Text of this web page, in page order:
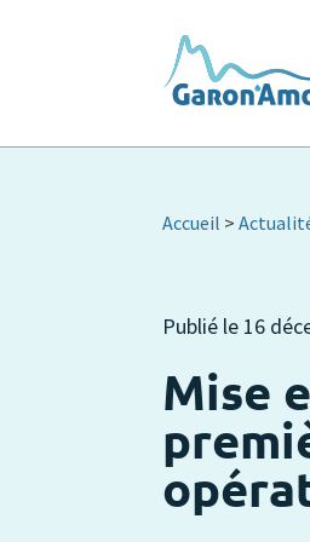
Vue
Accueil >
Publié le 16
Mise